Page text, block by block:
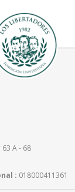
A - 68
: 018000411361